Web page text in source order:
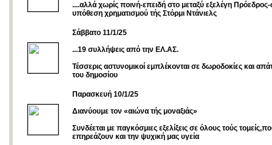
....αλλά χωρίς ποινή-επειδή στο μεταξύ εξελέγη
υπόθεση χρηματισμού τής Στόρμι Ντάνιελς
Σάββατο 11/1/25
...19 συλλήψεις από την ΕΛ.ΑΣ.
Τέσσερις αστυνομικοί εμπλέκονται σε δωροδοκίες και
του δημοσίου
Παρασκευή 10/1/25
Διανύουμε τον «αιώνα τής μοναξιάς»
Συνδέεται με παγκόσμιες εξελίξεις σε όλους τούς
επηρεάζουν και την ψυχική μας υγεία